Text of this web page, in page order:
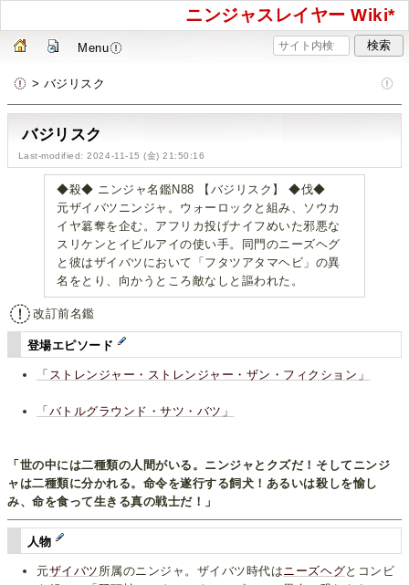
ニンジャスレイヤー Wiki*
Menu
> バジリスク
バジリスク
Last-modified: 2024-11-15 (金) 21:50:16
◆殺◆ ニンジャ名鑑N88 【バジリスク】 ◆伐◆
元ザイバツニンジャ。ウォーロックと組み、ソウカ
イヤ簒奪を企む。アフリカ投げナイフめいた邪悪な
スリケンとイビルアイの使い手。同門のニーズヘグ
と彼はザイバツにおいて「フタツアタマヘビ」の異
名をとり、向かうところ敵なしと謳われた。
改訂前名鑑
登場エピソード
「ストレンジャー・ストレンジャー・ザン・フィクション」
「バトルグラウンド・サツ・バツ」
「世の中には二種類の人間がいる。ニンジャとクズだ！そしてニンジ
ャは二種類に分かれる。命令を遂行する飼犬！あるいは殺しを愉し
み、命を食って生きる真の戦士だ！」
人物
元ザイバツ 所属のニンジャ。ザイバツ時代は ニーズヘグとコンビ